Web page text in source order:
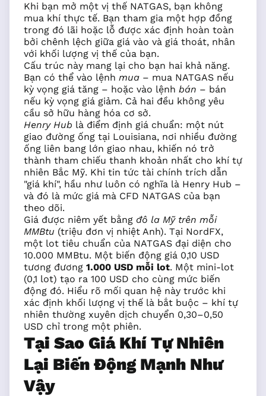
Khi bạn mở một vị thế NATGAS, bạn không
mua khí thực tế. Bạn tham gia một hợp đồng
trong đó lãi hoặc lỗ được xác định hoàn toàn
bởi chênh lệch giữa giá vào và giá thoát, nhân
với khối lượng vị thế của bạn.
Cấu trúc này mang lại cho bạn hai khả năng.
Bạn có thể vào lệnh mua – mua NATGAS nếu
kỳ vọng giá tăng – hoặc vào lệnh bán – bán
nếu kỳ vọng giá giảm. Cả hai đều không yêu
cầu sở hữu hàng hóa cơ sở.
Henry Hub là điểm định giá chuẩn: một nút
giao đường ống tại Louisiana, nơi nhiều đường
ống liên bang lớn giao nhau, khiến nó trở
thành tham chiếu thanh khoản nhất cho khí tự
nhiên Bắc Mỹ. Khi tin tức tài chính trích dẫn
"giá khí", hầu như luôn có nghĩa là Henry Hub –
và đó là mức giá mà CFD NATGAS của bạn
theo dõi.
Giá được niêm yết bằng đô la Mỹ trên mỗi
MMBtu (triệu đơn vị nhiệt Anh). Tại NordFX,
một lot tiêu chuẩn của NATGAS đại diện cho
10.000 MMBtu. Một biến động giá 0,10 USD
tương đương 1.000 USD mỗi lot. Một mini-lot
(0,1 lot) tạo ra 100 USD cho cùng mức biến
động đó. Hiểu rõ mối quan hệ này trước khi
xác định khối lượng vị thế là bắt buộc – khí tự
nhiên thường xuyên dịch chuyển 0,30–0,50
USD chỉ trong một phiên.
Tại Sao Giá Khí Tự Nhiên
Lại Biến Động Mạnh Như
Vậy